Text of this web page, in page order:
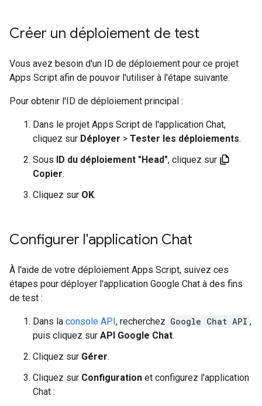
Créer un déploiement de test
Vous avez besoin d'un ID de déploiement pour ce projet
Apps Script afin de pouvoir l'utiliser à l'étape suivante.
Pour obtenir l'ID de déploiement principal :
Dans le projet Apps Script de l'application Chat,
cliquez sur Déployer > Tester les déploiements.
Sous ID du déploiement "Head", cliquez sur
Copier.
Cliquez sur OK.
Configurer l'application Chat
À l'aide de votre déploiement Apps Script, suivez ces
étapes pour déployer l'application Google Chat à des fins
de test :
Dans la console API, recherchez Google Chat API ,
puis cliquez sur API Google Chat.
Cliquez sur Gérer.
Cliquez sur Configuration et configurez l'application
Chat :